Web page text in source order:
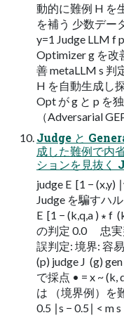
動的に難例 H を
を補う 少数デー
y=1 Judge LLM f
Optimizer g を改
善 metaLLM s 判
H を⾃動⽣成し
Opt が g と p を
（Adversarial
Judge と
成した難例で内
ションを見抜く
judge E ​ [1 − (x,y)
Judge を騙すハ
E ​ [1 − (k,q,a ) ∗ f
の判定 0.0 忠実
誤判定: 境界: 容
(p) judge J ​ (g)
で採点 • = x ~ (k,
は （境界例）を
0.5 ∣s − 0.5∣ < m